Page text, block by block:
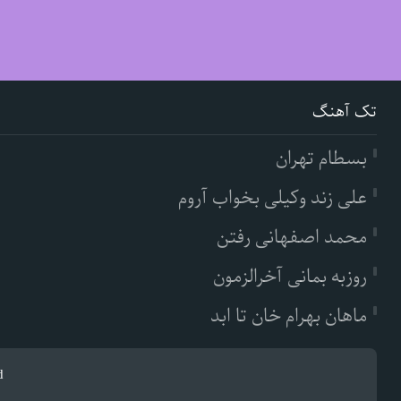
تک آهنگ
بسطام تهران
علی زند وکیلی بخواب آروم
محمد اصفهانی رفتن
روزبه بمانی آخرالزمون
ماهان بهرام خان تا ابد